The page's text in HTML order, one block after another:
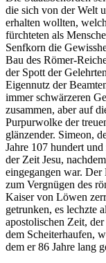
die sich von der Welt
erhalten wollten,
fürchteten als
Senfkorn die
Bau des Römer-
der Spott der
Eigennutz der
immer schwärzeren
zusammen, aber auf
Purpurwolke der
glänzender. Simeon,
Jahre 107 hundert
der Zeit Jesu,
eingegangen war.
zum Vergnügen des
Kaiser von Löwen
getrunken, es lechzte
apostolischen Zeit,
dem Scheiterhaufen,
dem er 86 Jahre lang